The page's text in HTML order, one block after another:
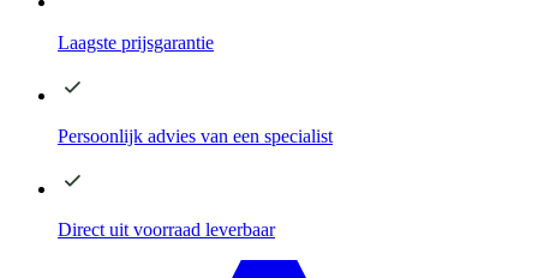
Laagste prijsgarantie
Persoonlijk advies van een specialist
Direct uit voorraad leverbaar